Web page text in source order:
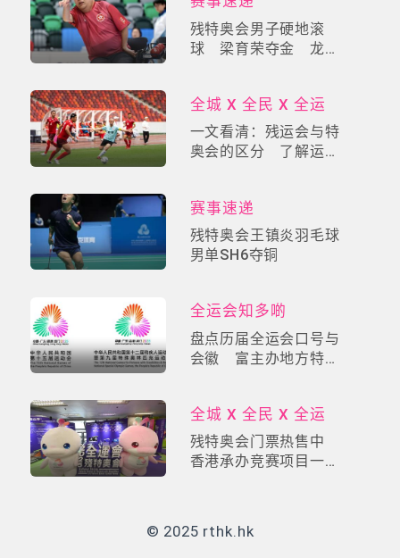
残特奥会男子硬地滚
球 梁育荣夺金 龙子
全城 X 全民 X 全运
一文看清：残运会与特
奥会的区分 了解运动
赛事速递
残特奥会王镇炎羽毛球
男单SH6夺铜
全运会知多啲
盘点历届全运会口号与
会徽 富主办地方特
全城 X 全民 X 全运
残特奥会门票热售中
香港承办竞赛项目一票
© 2025 rthk.hk